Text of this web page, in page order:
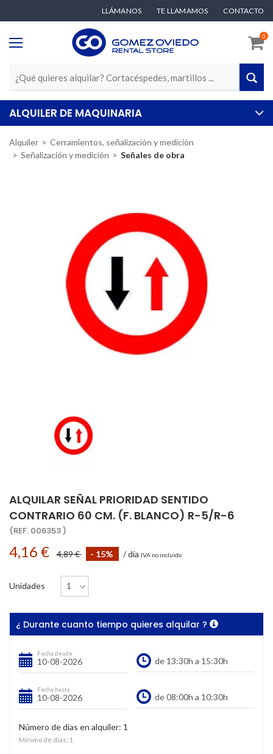
LLÁMANOS TE LLAMAMOS CONTACTO
0
ALQUILER DE MAQUINARIA
Alquiler
Cerramientos, señalización y medición
Señalización y medición
Señales de obra
ALQUILAR SEÑAL PRIORIDAD SENTIDO
CONTRARIO 60 CM. (F. BLANCO) R-5/R-6
(REF. 006353 )
4,16 € 4,89 € - 15% / día IVA no incluido
Unidades
¿ Durante cuanto tiempo quieres alquilar ?
Fecha desde
Fecha hasta
Número de días en alquiler: 1
Mínimo de días: 1